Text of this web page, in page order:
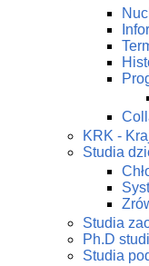
KRK -
Studia
Studia
Ph.D
Studia